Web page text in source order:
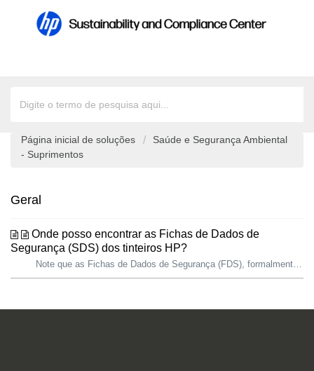
Página inicial de soluções
Saúde e Segurança Ambiental
- Suprimentos
Geral
Onde posso encontrar as Fichas de Dados de
Segurança (SDS) dos tinteiros HP?
Note que as Fichas de Dados de Segurança (FDS), formalmente conhecidas como Fichas de Dados de Segurança de Materiais (MSDS), contêm informações de seguranç...